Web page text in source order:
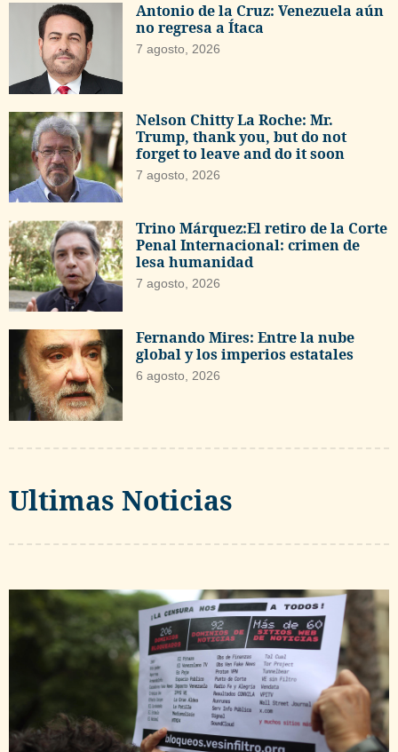
Antonio de la Cruz: Venezuela aún
no regresa a Ítaca
7 agosto, 2026
Nelson Chitty La Roche: Mr.
Trump, thank you, but do not
forget to leave and do it soon
7 agosto, 2026
Trino Márquez:El retiro de la Corte
Penal Internacional: crimen de
lesa humanidad
7 agosto, 2026
Fernando Mires: Entre la nube
global y los imperios estatales
6 agosto, 2026
Ultimas Noticias